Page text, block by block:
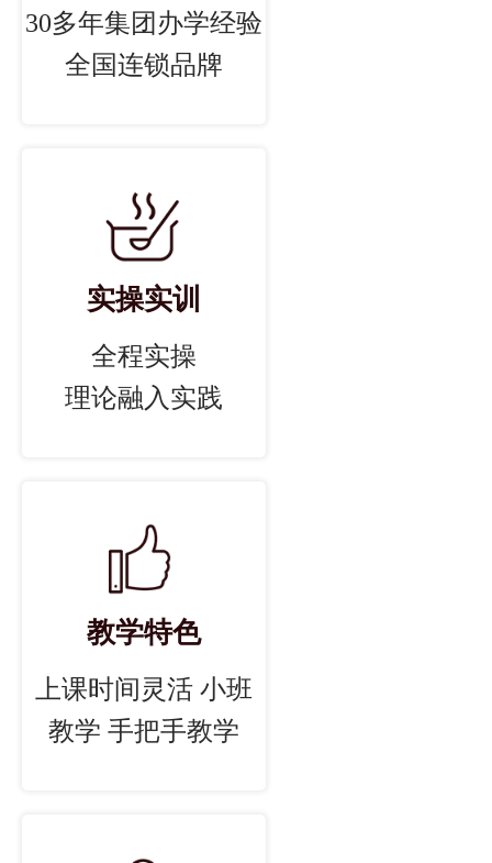
30多年集团办学经验
全国连锁品牌
实操实训
全程实操
理论融入实践
教学特色
上课时间灵活 小班
教学 手把手教学